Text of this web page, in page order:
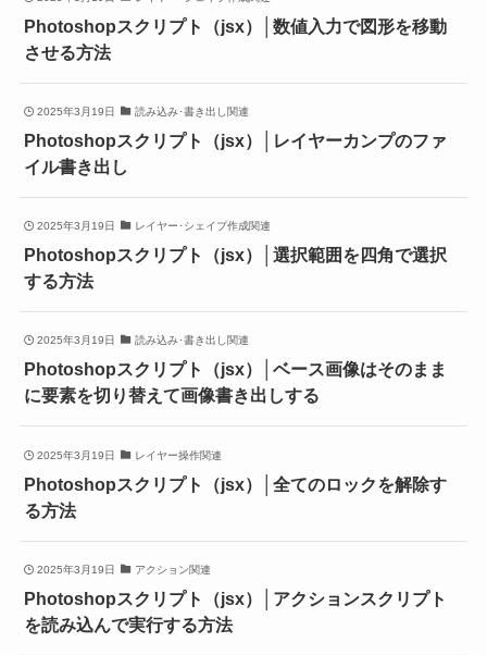
Photoshopスクリプト（jsx）│数値入力で図形を移動
させる方法
2025年3月19日 読み込み･書き出し関連
Photoshopスクリプト（jsx）│レイヤーカンプのファ
イル書き出し
2025年3月19日 レイヤー･シェイプ作成関連
Photoshopスクリプト（jsx）│選択範囲を四角で選択
する方法
2025年3月19日 読み込み･書き出し関連
Photoshopスクリプト（jsx）│ベース画像はそのまま
に要素を切り替えて画像書き出しする
2025年3月19日 レイヤー操作関連
Photoshopスクリプト（jsx）│全てのロックを解除す
る方法
2025年3月19日 アクション関連
Photoshopスクリプト（jsx）│アクションスクリプト
を読み込んで実行する方法